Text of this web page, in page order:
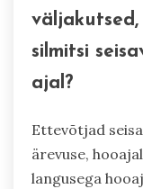
silmitsi
ajal?
Ettevõtjad
ärevuse,
langusega